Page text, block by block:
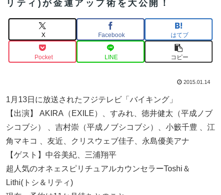
リティ)が金運アップ術を大公開！
X Facebook はてブ
Pocket LINE コピー
2015.01.14
1月13日に放送されたフジテレビ「バイキング」
【出演】 AKIRA（EXILE）、すみれ、徳井健太（平成ノブ
シコブシ） 、吉村崇（平成ノブシコブシ）、小籔千豊 、江
角マキコ 、友近、クリスウェブ佳子、永島優美アナ
【ゲスト】中谷美紀、三浦翔平
超人気のオネェスピリチュアルカウンセラーToshi＆
Lithi(トシ＆リティ)